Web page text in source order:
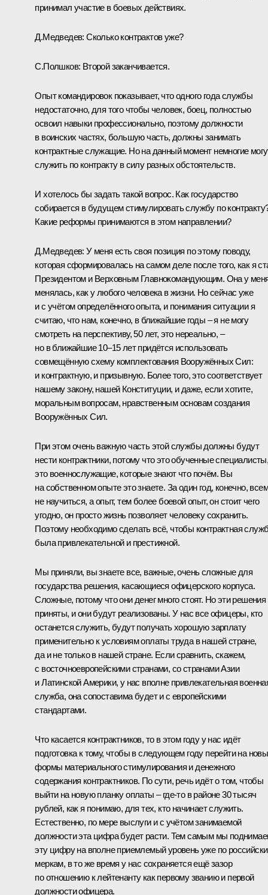
принимал участие в боевых действиях.
Д.Медведев: Сколько контрактов уже?
С.Полшков: Второй заканчивается.
Опыт командировок показывает, что одного года службы
недостаточно, для того чтобы человек, боец, полностью
освоил навыки профессионально, поэтому должности
в воинских частях, большую часть, должны занимать
контрактные служащие. Но на данный момент немногие
служить по контракту в силу разных обстоятельств.
И хотелось бы задать такой вопрос. Как государство
собирается в будущем стимулировать службу по
Какие реформы принимаются в этом направлении?
Д.Медведев: У меня есть своя позиция по этому поводу,
которая сформировалась на самом деле после того, как я
Президентом и Верховным Главнокомандующим. Она у
менялась, как у любого человека в жизни. Но сейчас уже
и с учётом определённого опыта, и понимания ситуации я
считаю, что нам, конечно, в ближайшие годы – я не могу
смотреть на перспективу, 50 лет, это нереально, –
но в ближайшие 10–15 лет придётся использовать
совмещённую схему комплектования Вооружённых Сил:
и контрактную, и призывную. Более того, это соответствует
нашему закону, нашей Конституции, и даже, если хотите,
моральным вопросам, нравственным основам создания
Вооружённых Сил.
При этом очень важную часть этой службы должны будут
нести контрактники, потому что это обученные
это военнослужащие, которые знают что почём. Вы
на собственном опыте это знаете. За один год, конечно,
не научиться, а опыт, тем более боевой опыт, он стоит чего
угодно, он просто жизнь позволяет человеку сохранить.
Поэтому необходимо сделать всё, чтобы контрактная
была привлекательной и престижной.
Мы приняли, вы знаете все, важные, очень сложные для
государства решения, касающиеся офицерского корпуса.
Сложные, потому что они денег много стоят. Но эти решения
приняты, и они будут реализованы. У нас все офицеры, кто
останется служить, будут получать хорошую зарплату
применительно к условиям оплаты труда в нашей стране,
да и не только в нашей стране. Если сравнить, скажем,
с восточноевропейскими странами, со странами Азии
и Латинской Америки, у нас вполне привлекательная
служба, она сопоставима будет и с европейскими
стандартами.
Что касается контрактников, то в этом году у нас идёт
подготовка к тому, чтобы в следующем году перейти на
формы материального стимулирования и денежного
содержания контрактников. По сути, речь идёт о том, чтобы
выйти на новую планку оплаты – где‑то в районе 30 тысяч
рублей, как я понимаю, для тех, кто начинает служить.
Естественно, по мере выслуги и с учётом занимаемой
должности эта цифра будет расти. Тем самым мы
эту цифру на вполне приемлемый уровень уже по
меркам, в то же время у нас сохраняется ещё зазор
по отношению к лейтенанту как первому званию и первой
должности офицера.